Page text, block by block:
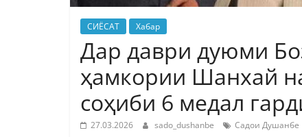
СИЁСАТ Хабар
Дар даври дуюми
ҳамкории Шанхай
соҳиби 6 медал
27.03.2026 sado_dushanbe Садои Душанбе